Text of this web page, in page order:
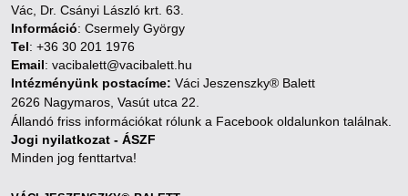
Vác, Dr. Csányi László krt. 63.
Információ: Csermely György
Tel: +36 30 201 1976
Email: vacibalett@vacibalett.hu
Intézményünk postacíme: Váci Jeszenszky® Balett
2626 Nagymaros, Vasút utca 22.
Állandó friss információkat rólunk a Facebook oldalunkon találnak.
Jogi nyilatkozat - ÁSZF
Minden jog fenttartva!